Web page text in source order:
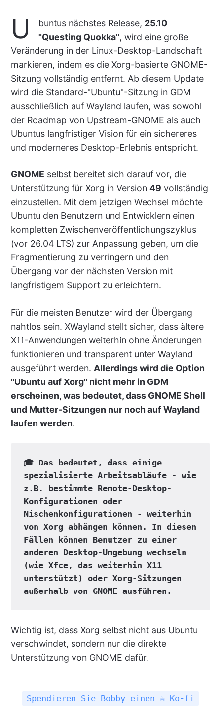
U buntus nächstes Release, 25.10
"Questing Quokka", wird eine große
Veränderung in der Linux-Desktop-Landschaft
markieren, indem es die Xorg-basierte GNOME-
Sitzung vollständig entfernt. Ab diesem Update
wird die Standard-"Ubuntu"-Sitzung in GDM
ausschließlich auf Wayland laufen, was sowohl
der Roadmap von Upstream-GNOME als auch
Ubuntus langfristiger Vision für ein sichereres
und moderneres Desktop-Erlebnis entspricht.
GNOME selbst bereitet sich darauf vor, die
Unterstützung für Xorg in Version 49 vollständig
einzustellen. Mit dem jetzigen Wechsel möchte
Ubuntu den Benutzern und Entwicklern einen
kompletten Zwischenveröffentlichungszyklus
(vor 26.04 LTS) zur Anpassung geben, um die
Fragmentierung zu verringern und den
Übergang vor der nächsten Version mit
langfristigem Support zu erleichtern.
Für die meisten Benutzer wird der Übergang
nahtlos sein. XWayland stellt sicher, dass ältere
X11-Anwendungen weiterhin ohne Änderungen
funktionieren und transparent unter Wayland
ausgeführt werden. Allerdings wird die Option
"Ubuntu auf Xorg" nicht mehr in GDM
erscheinen, was bedeutet, dass GNOME Shell
und Mutter-Sitzungen nur noch auf Wayland
laufen werden.
🎓 Das bedeutet, dass einige
spezialisierte Arbeitsabläufe - wie
z.B. bestimmte Remote-Desktop-
Konfigurationen oder
Nischenkonfigurationen - weiterhin
von Xorg abhängen können. In diesen
Fällen können Benutzer zu einer
anderen Desktop-Umgebung wechseln
(wie Xfce, das weiterhin X11
unterstützt) oder Xorg-Sitzungen
außerhalb von GNOME ausführen.
Wichtig ist, dass Xorg selbst nicht aus Ubuntu
verschwindet, sondern nur die direkte
Unterstützung von GNOME dafür.
Spendieren Sie Bobby einen ☕ Ko-fi